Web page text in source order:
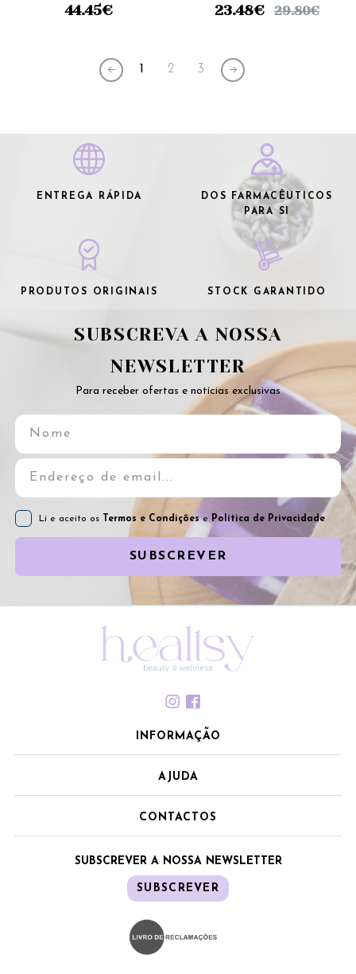
44.45€ 23.48€ 29.80€
1 2 3
ENTREGA RÁPIDA
DOS FARMACÊUTICOS
PARA SI
PRODUTOS ORIGINAIS STOCK GARANTIDO
SUBSCREVA A NOSSA
NEWSLETTER
Para receber ofertas e notícias exclusivas
Li e aceito os Termos e Condiçõese Política de Privacidade
SUBSCREVER
INFORMAÇÃO
AJUDA
CONTACTOS
SUBSCREVER A NOSSA NEWSLETTER
SUBSCREVER